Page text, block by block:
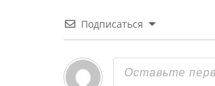
Подписаться